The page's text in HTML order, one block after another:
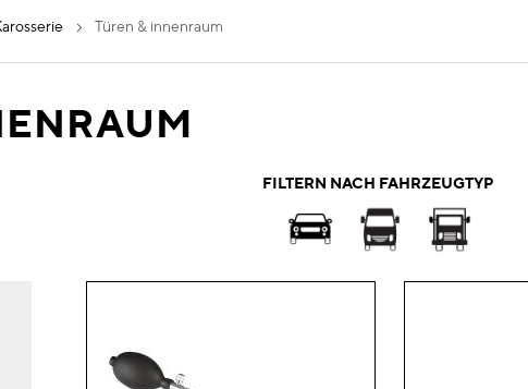
karosserie türen & innenraum
FILTERN NACH FAHRZEUGTYP